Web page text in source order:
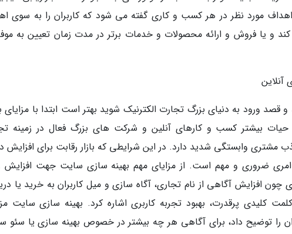
مورد نظر در هر کسب و کاری گفته می شود که کاربران را به سوی
و یا فروش و ارائه محصولات و خدمات برتر در مدت زمان تعیین به
قصد ورود به دنیای بزرگ تجارت الکترنیک شوید بهتر است ابتدا با مزایای
بیشتر کسب و کارهای آنلین و شرکت های بزرگ فعال در زمینه
مشتری وابستگی شدید دارد. در این شرایطی که بازار رقابت برای افزایش
امری ضروری و مهم است. از مزایای مهم بهینه سازی سایت جهت افزایش
افزایش آگاهی از نام تجاری، آگاه سازی و میل کاربران به خرید یا
کلیدی پرقدرت، بهبود تجربه کاربری اشاره کرد. بهینه سازی سایت
ان را توضیح داد، برای آگاهی هر چه بیشتر در خصوص بهینه سازی یا سئو